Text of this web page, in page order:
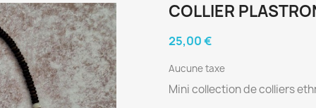
COLLIER
25,00 €
Aucune taxe
Mini collection de colliers